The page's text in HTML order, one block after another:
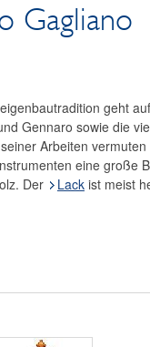
Gagliano
geht auf
Gennaro sowie die
Arbeiten
eine große
Der
Lackist meist